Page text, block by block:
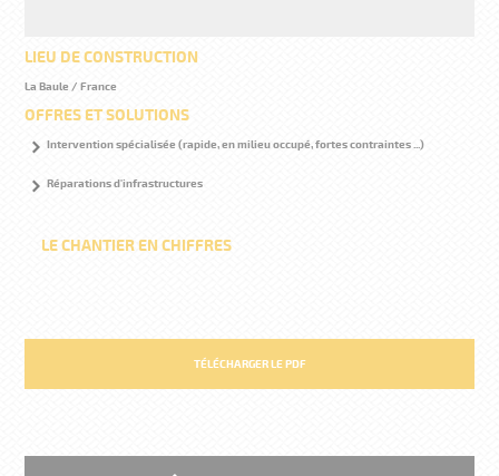
LIEU DE CONSTRUCTION
La Baule / France
OFFRES ET SOLUTIONS
Intervention spécialisée (rapide, en milieu occupé, fortes contraintes ...)
Réparations d'infrastructures
LE CHANTIER EN CHIFFRES
TÉLÉCHARGER LE PDF